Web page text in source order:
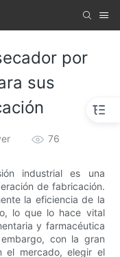
por
sus
76
industrial es una
de fabricación.
la eficiencia de la
lo que lo hace vital
y farmacéutica
con la gran
el mercado, elegir el